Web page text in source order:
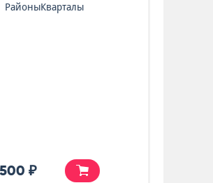
Empire
5 990 ₽